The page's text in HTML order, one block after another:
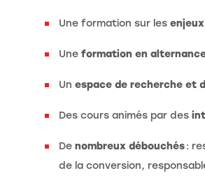
Une formation sur les
Une formation en
Un espace de recherche et
Des cours animés par des
De nombreux débouchés:
de la conversion,